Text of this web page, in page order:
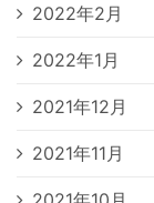
2022年2月
2022年1月
2021年12月
2021年11月